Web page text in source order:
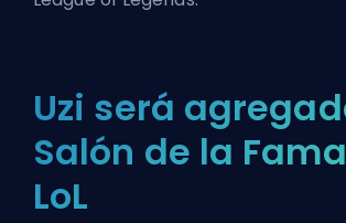
Uzi será
Salón de la
LoL